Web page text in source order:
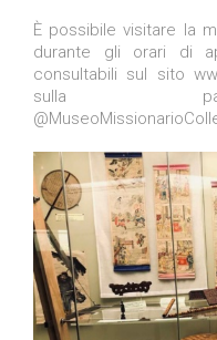
È possibile visitare la
durante gli orari di
consultabili sul sito
sulla